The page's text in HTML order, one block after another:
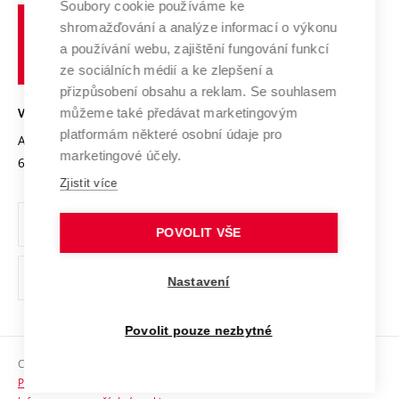
Výzkumné infrastruktury
Transfer znalostí
Open Science
Projekty
Projekty ze strukturálních fondů
Specifický výzkum
Spolupráce se školami
Služby univerzity
Mezinárodní dohody
Univerzitní sítě
Udržitelná univerzita
Podnikavá univerzita / ContriBUTe
Bezpečná univerzita
Vyznamenání
Organizační struktura
Ochrana osobních údajů
odkaz)
Sociální bezpečí
učení
technické
VYSOKÉ UČENÍ TECHNICKÉ V BRNĚ
Antonínská 548/1
602 00 Brno
www.vut.cz
vut@vutbr.cz
Copyright © 2026 VUT
Prohlášení o přístupnosti
Soubory cookie používáme ke
shromažďování a analýze informací o výkonu
a používání webu, zajištění fungování funkcí
ze sociálních médií a ke zlepšení a
přizpůsobení obsahu a reklam. Se souhlasem
můžeme také předávat marketingovým
platformám některé osobní údaje pro
marketingové účely.
Zjistit více
POVOLIT VŠE
Nastavení
Povolit pouze nezbytné